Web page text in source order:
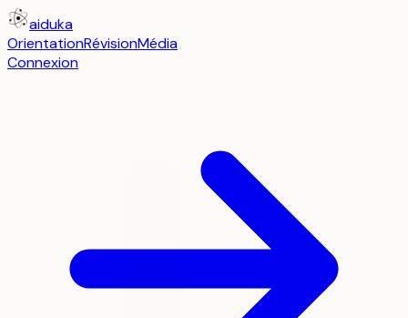
aiduka
OrientationRévisionMédia
Connexion